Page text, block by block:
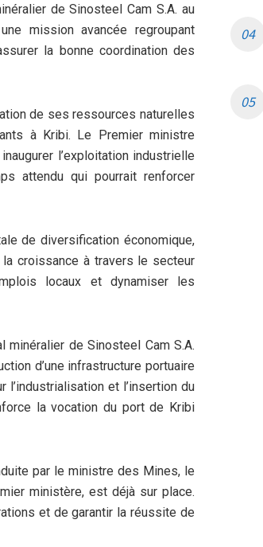
de Sinosteel Cam S.A. au
mission avancée regroupant
la bonne coordination des
de ses ressources naturelles
à Kribi. Le Premier ministre
l’exploitation industrielle
attendu qui pourrait renforcer
de diversification économique,
croissance à travers le secteur
locaux et dynamiser les
minéralier de Sinosteel Cam S.A.
d’une infrastructure portuaire
l’industrialisation et l’insertion du
la vocation du port de Kribi
par le ministre des Mines, le
ministère, est déjà sur place.
et de garantir la réussite de